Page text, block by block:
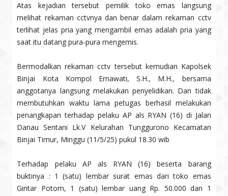
Atas kejadian tersebut pemilik toko emas langsung
melihat rekaman cctvnya dan benar dalam rekaman cctv
terlihat jelas pria yang mengambil emas adalah pria yang
saat itu datang pura-pura mengemis.
Bermodalkan rekaman cctv tersebut kemudian Kapolsek
Binjai Kota Kompol Ernawati, S.H., M.H., bersama
anggotanya langsung melakukan penyelidikan. Dan tidak
membutuhkan waktu lama petugas berhasil melakukan
penangkapan terhadap pelaku AP als RYAN (16) di Jalan
Danau Sentani Lk.V Kelurahan Tunggurono Kecamatan
Binjai Timur, Minggu (11/5/25) pukul 18.30 wib
Terhadap pelaku AP als RYAN (16) beserta barang
buktinya : 1 (satu) lembar surat emas dari toko emas
Gintar Potom, 1 (satu) lembar uang Rp. 50.000 dan 1